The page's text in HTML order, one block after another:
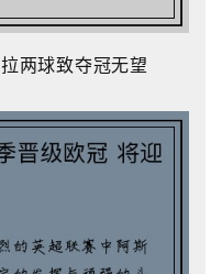
两球致夺冠无望